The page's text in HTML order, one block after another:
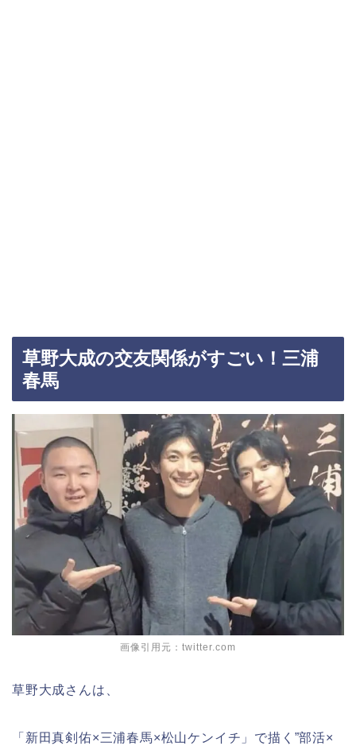
草野大成の交友関係がすごい！三浦
春馬
画像引用元：twitter.com
草野大成さんは、
「新田真剣佑×三浦春馬×松山ケンイチ」で描く”部活×